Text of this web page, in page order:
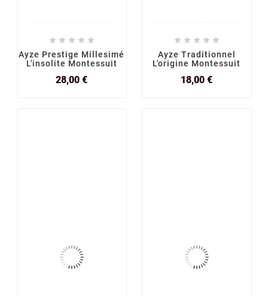
    
Ayze Prestige Millesimé
L'insolite Montessuit
28,00 €Prix
    
Ayze Traditionnel
L'origine Montessuit
18,00 €Prix